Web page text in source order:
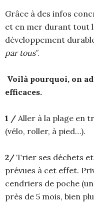
Grâce à des infos
et en mer durant tout
développement
par tous”.
Voilà pourquoi, on
efficaces.
1 / Aller à la plage en
(vélo, roller, à pied…).
2/ Trier ses déchets
prévues à cet effet.
cendriers de poche
près de 5 mois, bien